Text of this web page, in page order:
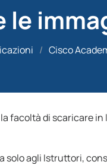
le
/ Cisco
facoltà di scaricare
agli Istruttori,